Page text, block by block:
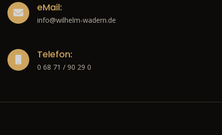
eMail:
info@wilhelm-wadern.de
Telefon:
0 68 71 / 90 29 0